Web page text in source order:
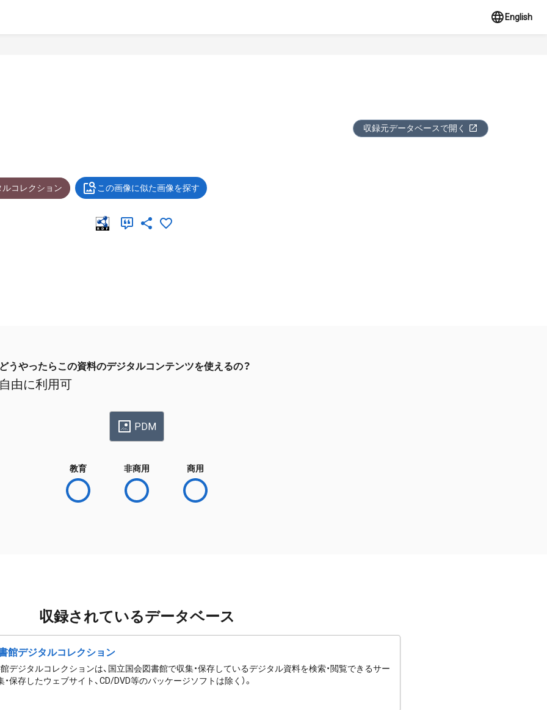
English
収録元データベースで開く
コレクション この画像に似た画像を探す
どうやったらこの資料のデジタルコンテンツを使えるの？
自由に利用可
PDM
教育 非商用 商用
収録されているデータベース
館デジタルコレクション
デジタルコレクションは、国立国会図書館で収集・保存しているデジタル資料を検索・閲覧できるサー
・保存したウェブサイト、CD/DVD等のパッケージソフトは除く）。